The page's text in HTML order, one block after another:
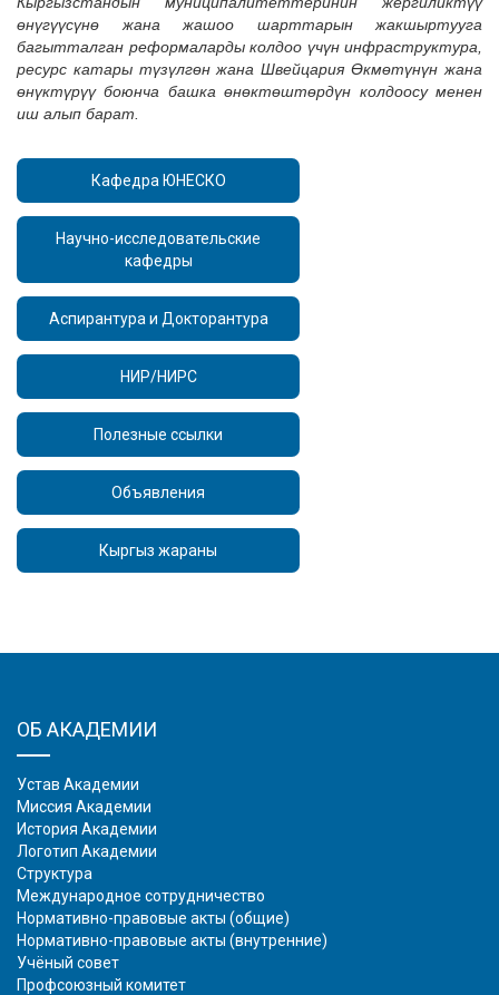
өнүгүүсүнө жана жашоо шарттарын жакшыртууга
багытталган реформаларды колдоо үчүн инфраструктура,
ресурс катары түзүлгөн жана Швейцария Өкмөтүнүн жана
өнүктүрүү боюнча башка өнөктөштөрдүн колдоосу менен
иш алып барат.
Кафедра ЮНЕСКО
Научно-исследовательские
кафедры
Аспирантура и Докторантура
НИР/НИРС
Полезные ссылки
Объявления
Кыргыз жараны
ОБ АКАДЕМИИ
Устав Академии
Миссия Академии
История Академии
Логотип Академии
Структура
Международное сотрудничество
Нормативно-правовые акты (общие)
Нормативно-правовые акты (внутренние)
Учёный совет
Профсоюзный комитет